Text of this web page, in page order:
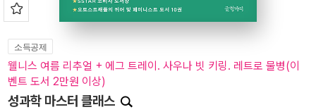
소득공제
웰니스 여름 리추얼 + 에그 트레이. 사우나 빗 키링. 레트로 물병(이
벤트 도서 2만원 이상)
성과학 마스터 클래스